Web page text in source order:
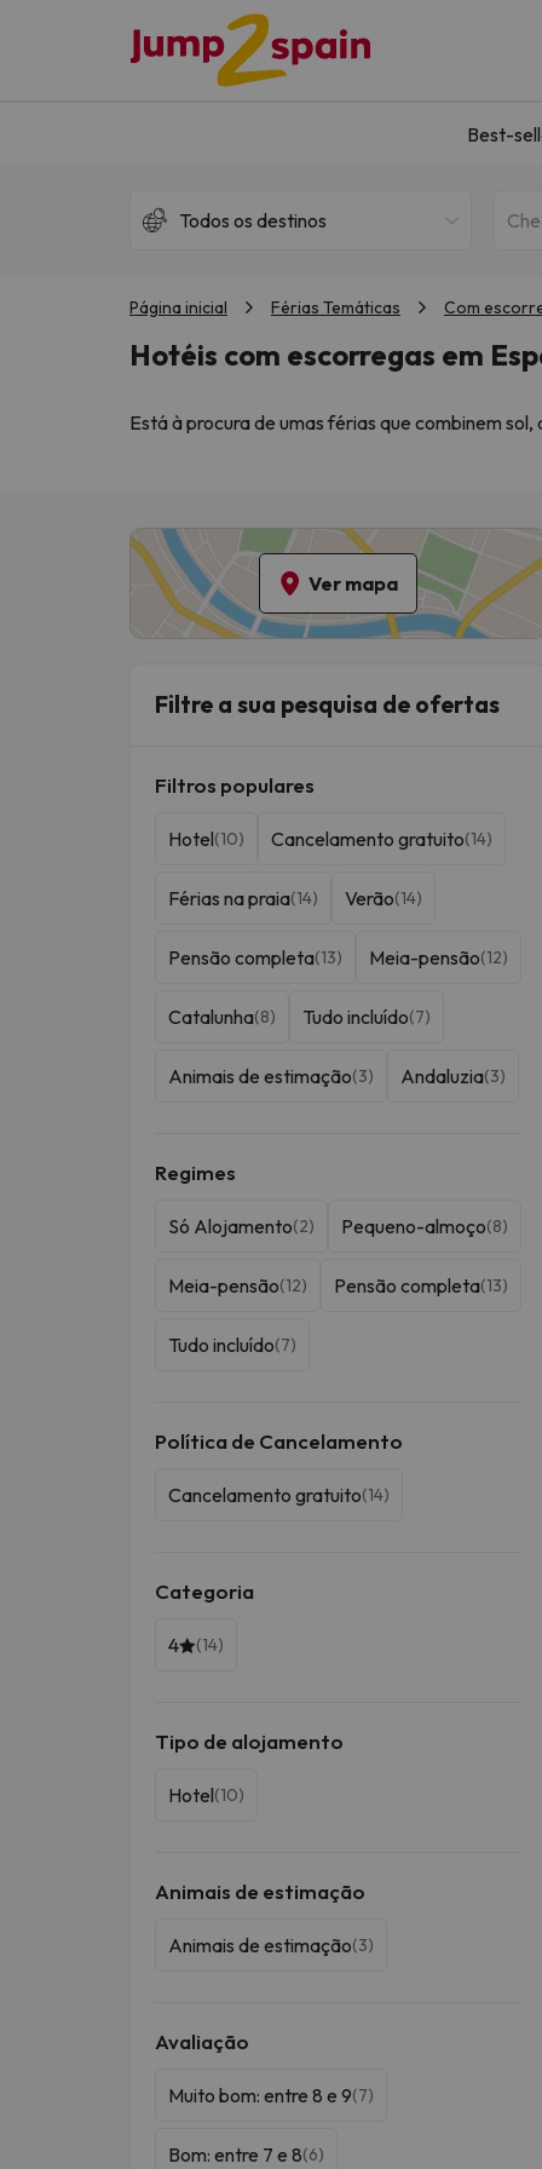
Best-
Todos os destinos
Página inicial Férias Temáticas Com
Hotéis com escorregas em
Está à procura de umas férias que combinem
umas férias inesquecíveis a preços notáveis,
pelas nossas marcas - garantimos-lhe ofertas
entretenimento? A nossa equipa da
temáticos, espectáculos ao vivo e muito mais.
aquáticos que transformam umas férias
Ver mapa
Filtre a sua pesquisa de ofertas
Filtros populares
Hotel(10) Cancelamento gratuito(14)
Férias na praia(14) Verão(14)
Pensão completa(13) Meia-pensão(12)
Catalunha(8) Tudo incluído(7)
Animais de estimação(3) Andaluzia(3)
Regimes
Só Alojamento(2) Pequeno-almoço(8)
Meia-pensão(12) Pensão completa(13)
Tudo incluído(7)
Política de Cancelamento
Cancelamento gratuito(14)
Categoria
4 (14)
Tipo de alojamento
Hotel(10)
Animais de estimação
Animais de estimação(3)
Avaliação
Muito bom: entre 8 e 9(7)
Bom: entre 7 e 8(6)